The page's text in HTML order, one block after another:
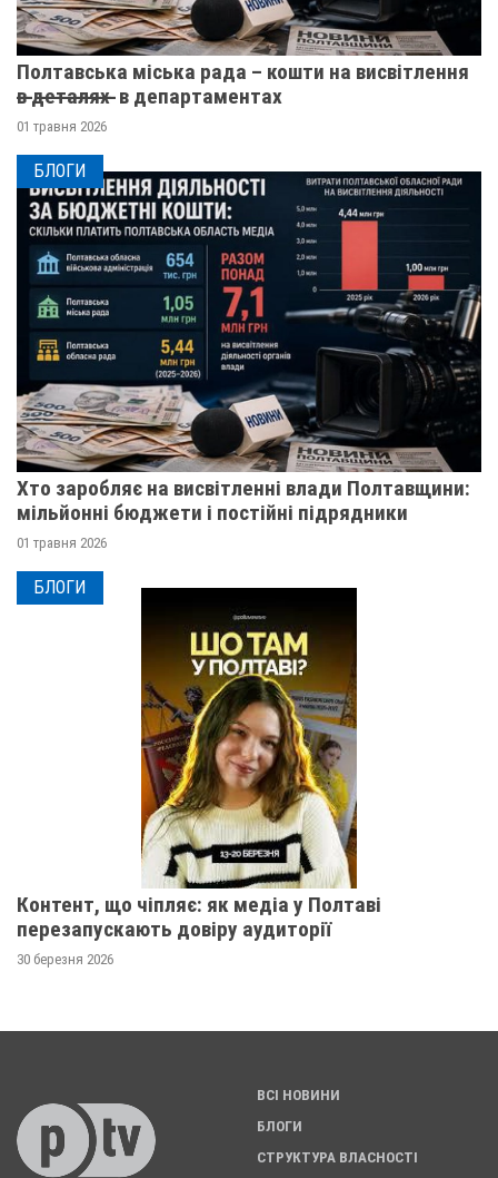
Полтавська міська рада – кошти на висвітлення
в̶ ̶д̶е̶т̶а̶л̶я̶х̶ ̶ в департаментах
01 травня 2026
БЛОГИ
Хто заробляє на висвітленні влади Полтавщини:
мільйонні бюджети і постійні підрядники
01 травня 2026
БЛОГИ
Контент, що чіпляє: як медіа у Полтаві
перезапускають довіру аудиторії
30 березня 2026
ВСІ НОВИНИ
БЛОГИ
СТРУКТУРА ВЛАСНОСТІ